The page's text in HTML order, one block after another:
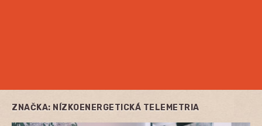
ZNAČKA: NÍZKOENERGETICKÁ TELEMETRIA